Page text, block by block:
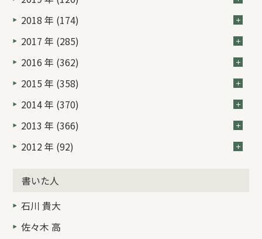
2018 年 (174)
2017 年 (285)
2016 年 (362)
2015 年 (358)
2014 年 (370)
2013 年 (366)
2012 年 (92)
書いた人
石川 貴大
佐々木 高